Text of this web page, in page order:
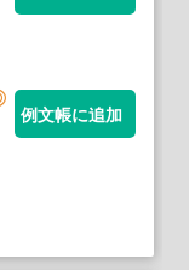
例文帳に追加